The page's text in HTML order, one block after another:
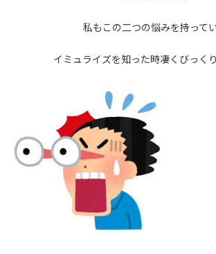
私もこの二つの悩みを持って
イミュライズを知った時凄くびっく